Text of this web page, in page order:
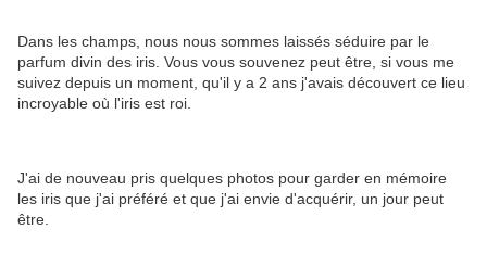
Dans les champs, nous nous sommes laissés séduire par le
parfum divin des iris. Vous vous souvenez peut être, si vous me
suivez depuis un moment, qu'il y a 2 ans j'avais découvert ce lieu
incroyable où l'iris est roi.
J'ai de nouveau pris quelques photos pour garder en mémoire
les iris que j'ai préféré et que j'ai envie d'acquérir, un jour peut
être.